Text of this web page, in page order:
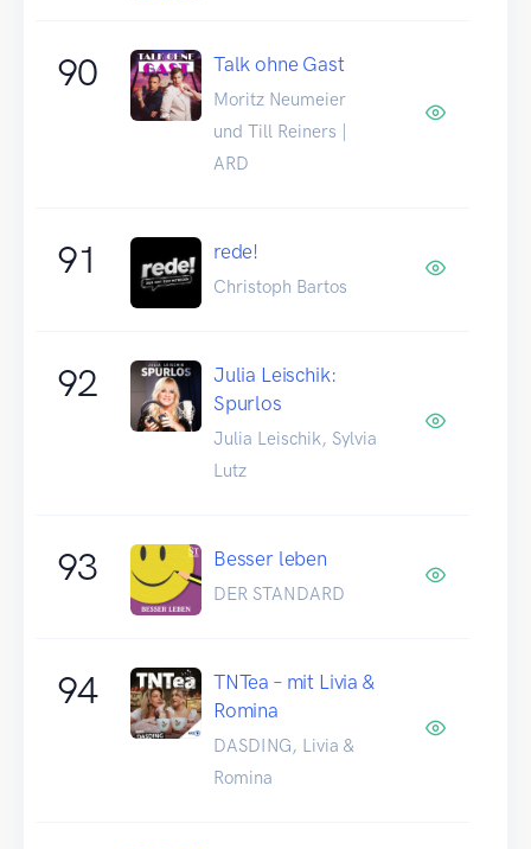
90 Talk ohne Gast
Moritz Neumeier
und Till Reiners |
ARD
91 rede!
Christoph Bartos
92
Julia Leischik:
Spurlos
Julia Leischik, Sylvia
Lutz
93 Besser leben
DER STANDARD
94
TNTea – mit Livia &
Romina
DASDING, Livia &
Romina